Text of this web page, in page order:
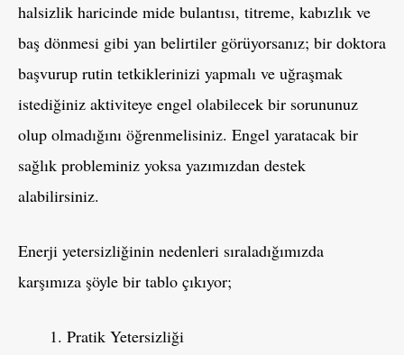
halsizlik haricinde mide bulantısı, titreme, kabızlık ve
baş dönmesi gibi yan belirtiler görüyorsanız; bir doktora
başvurup rutin tetkiklerinizi yapmalı ve uğraşmak
istediğiniz aktiviteye engel olabilecek bir sorununuz
olup olmadığını öğrenmelisiniz. Engel yaratacak bir
sağlık probleminiz yoksa yazımızdan destek
alabilirsiniz.
Enerji yetersizliğinin nedenleri sıraladığımızda
karşımıza şöyle bir tablo çıkıyor;
Pratik Yetersizliği